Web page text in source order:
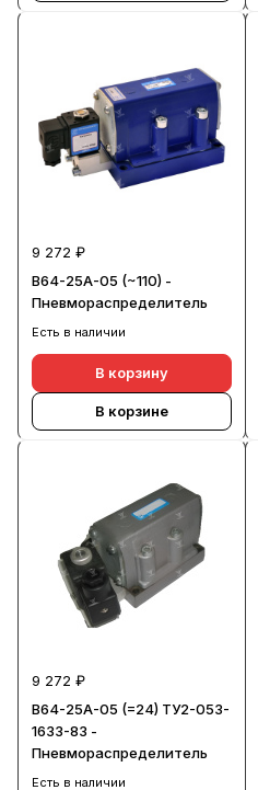
9 272 ₽
В64-25А-05 (~110) -
Пневмораспределитель
Есть в наличии
В корзину
В корзине
9 272 ₽
В64-25А-05 (=24) ТУ2-053-
1633-83 -
Пневмораспределитель
Есть в наличии